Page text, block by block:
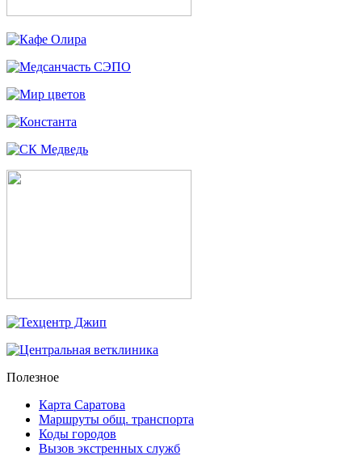
Полезное
Карта Саратова
Маршруты общ. транспорта
Коды городов
Вызов экстренных служб